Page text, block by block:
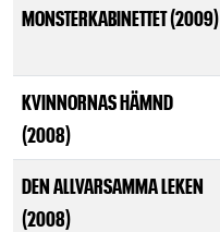
MONSTERKABINETTET (2009)
KVINNORNAS HÄMND
(2008)
DEN ALLVARSAMMA LEKEN
(2008)